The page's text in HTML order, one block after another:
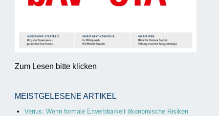
Zum Lesen bitte klicken
MEISTGELESENE ARTIKEL
Verius: Wenn formale Erwerbbarkeit ökonomische Risiken